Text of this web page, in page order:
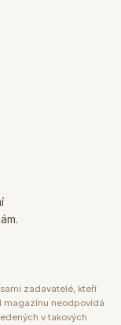
zadavatelé, kteří
magazínu neodpovídá
v takových